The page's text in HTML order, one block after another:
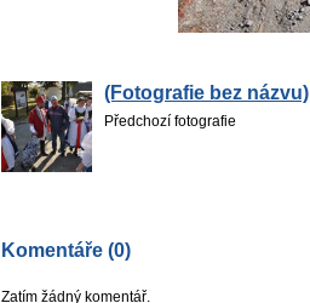
(Fotografie bez názvu)
Předchozí fotografie
Komentáře (0)
Zatím žádný komentář.